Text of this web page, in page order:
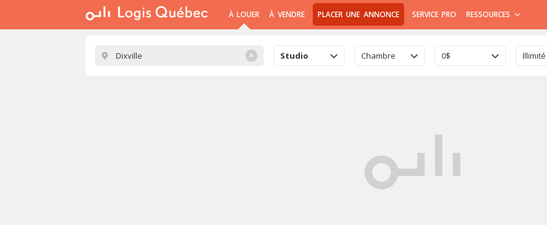
À LOUER À VENDRE PLACER UNE ANNONCE SERVICE PRO RESSOURCES
✕ Studio Chambre 0$ Illimité